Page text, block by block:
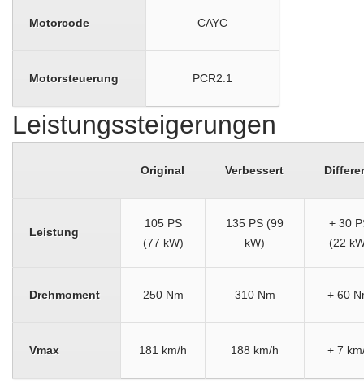
Motorcode CAYC
Motorsteuerung PCR2.1
Leistungssteigerungen
Original Verbessert
Leistung
105 PS
(77 kW)
135 PS (99
kW)
+ 30
(22
Drehmoment 250 Nm 310 Nm + 60
Vmax 181 km/h 188 km/h + 7